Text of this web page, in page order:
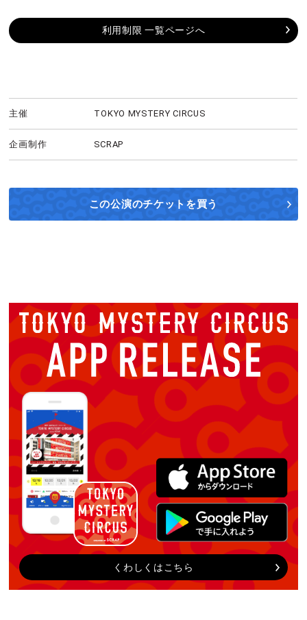
利用制限 一覧ページへ
主催 TOKYO MYSTERY CIRCUS
企画制作 SCRAP
この公演のチケットを買う
くわしくはこちら